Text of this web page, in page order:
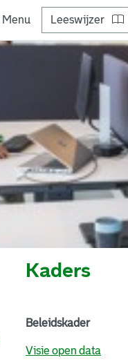
Menu Leeswijzer
Kaders
Beleidskader
Visie open data